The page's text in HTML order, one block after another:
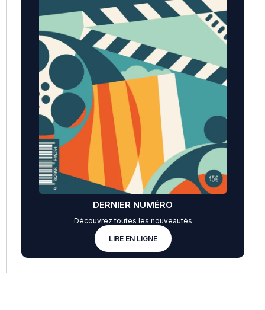
DERNIER NUMÉRO
Découvrez toutes les nouveautés
LIRE EN LIGNE